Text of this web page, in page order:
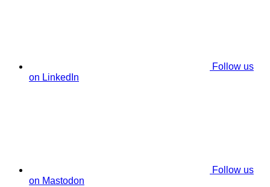
Follow us
on LinkedIn
Follow us
on Mastodon